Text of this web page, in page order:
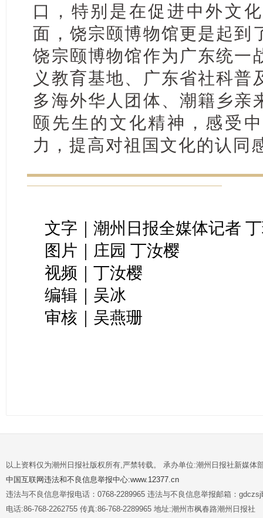
口，特别是在促进中外文
面，饶宗颐博物馆更是起到
饶宗颐博物馆作为广东统一
义教育基地、广东省社科普
多海外华人团体、潮籍乡亲
颐先生的文化精神，感受
力，提高对祖国文化的认同
文字｜潮州日报全媒体记者
图片｜庄园 丁汝樱
视频｜丁汝樱
编辑｜吴冰
审核｜吴燕珊
以上资料仅为潮州日报社版权所有,严禁转载。 承办单位:潮州日报社新媒体
中国互联网违法和不良信息举报中心:www.12377.cn
违法与不良信息举报电话：0768-2289965 违法与不良信息举报邮箱：
电话:86-768-2262755 传真:86-768-2289965 地址:潮州市枫春路潮州日报社